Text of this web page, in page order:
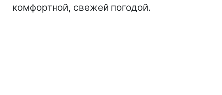
комфортной, свежей погодой.